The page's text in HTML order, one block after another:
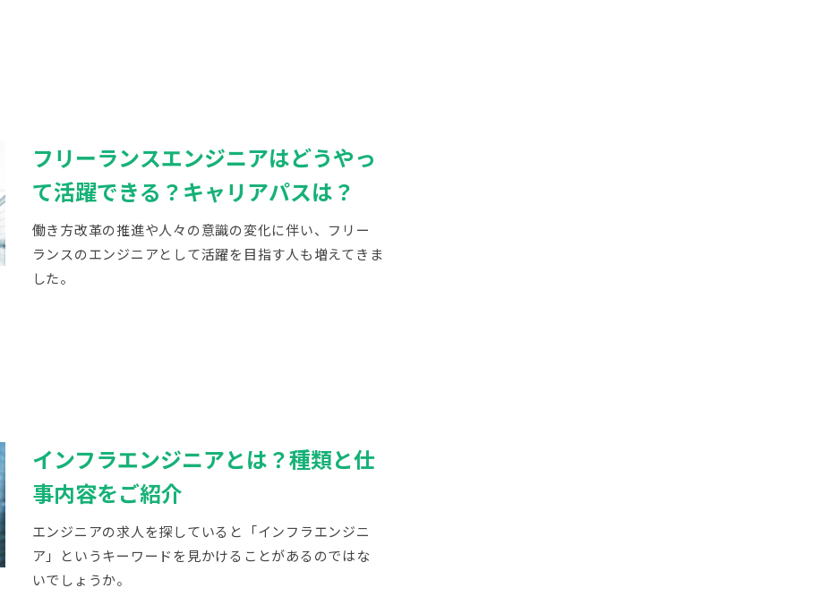
フリーランスエンジニアはどうやっ
て活躍できる？キャリアパスは？
働き方改革の推進や人々の意識の変化に伴い、フリー
ランスのエンジニアとして活躍を目指す人も増えてきま
した。
インフラエンジニアとは？種類と仕
事内容をご紹介
エンジニアの求人を探していると「インフラエンジニ
ア」というキーワードを見かけることがあるのではな
いでしょうか。